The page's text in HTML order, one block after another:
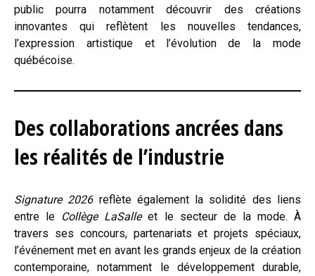
public pourra notamment découvrir des créations
innovantes qui reflètent les nouvelles tendances,
l’expression artistique et l’évolution de la mode
québécoise.
Des collaborations ancrées dans
les réalités de l’industrie
Signature 2026reflète également la solidité des liens
entre le Collège LaSalleet le secteur de la mode. À
travers ses concours, partenariats et projets spéciaux,
l’événement met en avant les grands enjeux de la création
contemporaine, notamment le développement durable,